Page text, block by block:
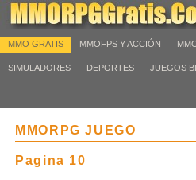
MMO GRATIS MMOFPS Y ACCIÓN
SIMULADORES DEPORTES JUEGOS
MMORPG JUEGO
Pagina 10